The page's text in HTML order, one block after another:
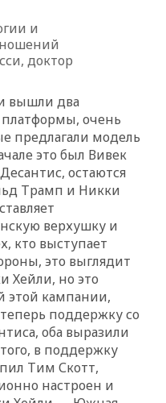
и
доктор
вышли два
очень
предлагали модель
это был Вивек
остаются
Трамп и Никки
верхушку и
кто выступает
это выглядит
Хейли, но это
этой кампании,
поддержку со
оба выразили
в поддержку
Тим Скотт,
настроен и